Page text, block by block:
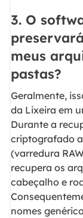
3. O
meus
pastas?
Geralmente,
da Lixeira em
Durante a
criptografado
(varredura
recupera os
cabeçalho e
nomes